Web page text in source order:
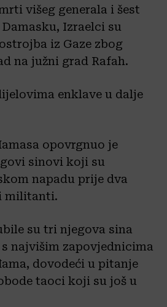
višeg generala i šest
Izraelci su
iz Gaze zbog
na južni grad Rafah.
enklave u dalje
opovrgnuo je
sinovi koji su
napadu prije dva
militanti.
su tri njegova sina
najvišim zapovjednicima
dovodeći u pitanje
taoci koji su još u